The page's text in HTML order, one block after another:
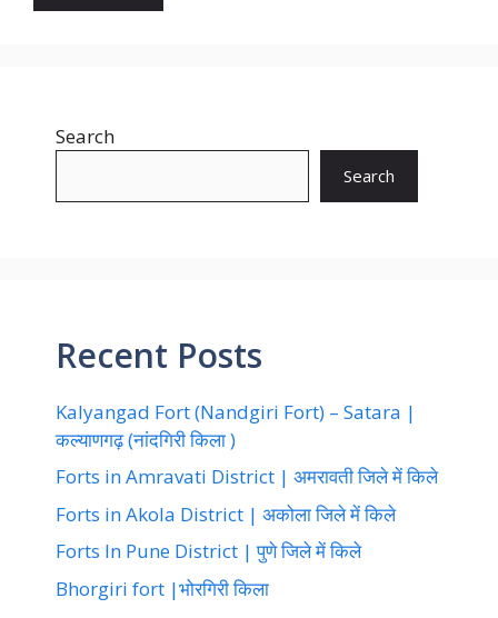
Search
Search
Recent Posts
Kalyangad Fort (Nandgiri Fort) – Satara |
कल्याणगढ़ (नांदगिरी किला )
Forts in Amravati District | अमरावती जिले में किले
Forts in Akola District | अकोला जिले में किले
Forts In Pune District | पुणे जिले में किले
Bhorgiri fort |भोरगिरी किला